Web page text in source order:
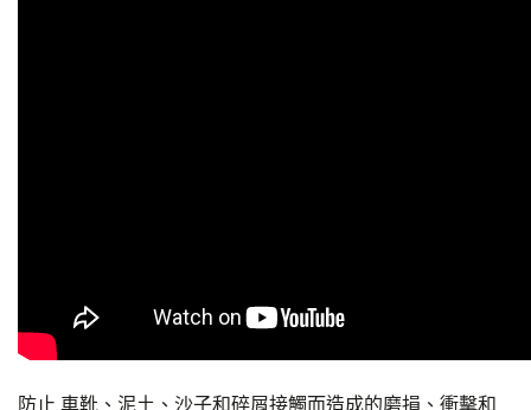
防止 車靴、泥土、沙子和碎屑接觸而造成的磨損、衝擊和